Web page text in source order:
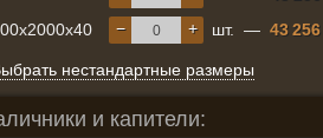
+
− шт. — 43 256
нестандартные размеры
и капители: